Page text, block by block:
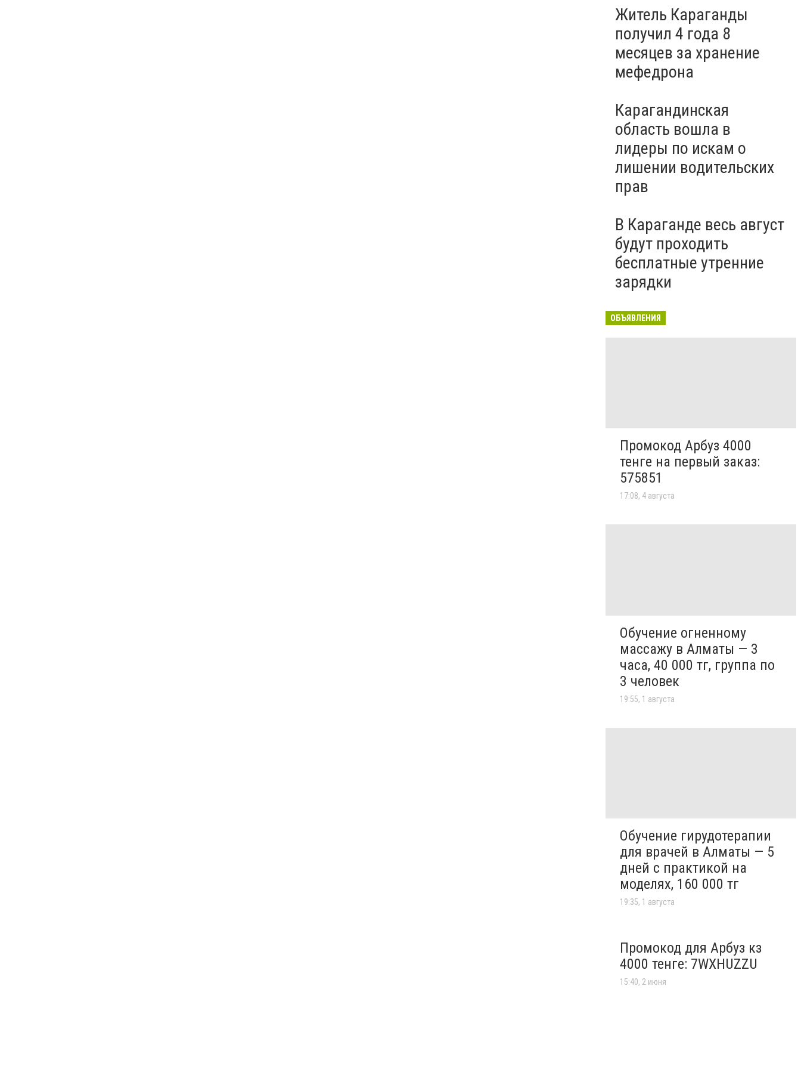
Житель Караганды
получил 4 года 8
месяцев за хранение
мефедрона
Карагандинская
область вошла в
лидеры по искам о
лишении водительских
прав
В Караганде весь август
будут проходить
бесплатные утренние
зарядки
ОБЪЯВЛЕНИЯ
Промокод Арбуз 4000
тенге на первый заказ:
575851
17:08, 4 августа
Обучение огненному
массажу в Алматы — 3
часа, 40 000 тг, группа по
3 человек
19:55, 1 августа
Обучение гирудотерапии
для врачей в Алматы — 5
дней с практикой на
моделях, 160 000 тг
19:35, 1 августа
Промокод для Арбуз кз
4000 тенге: 7WXHUZZU
15:40, 2 июня